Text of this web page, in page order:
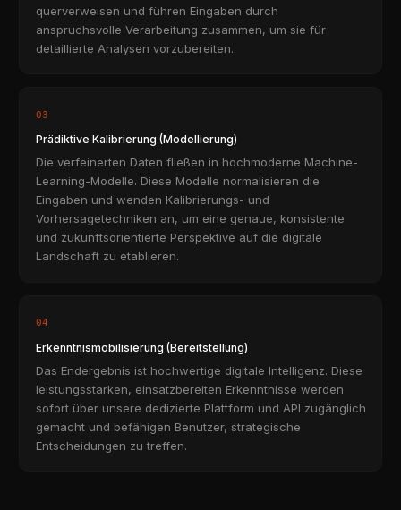
querverweisen und führen Eingaben durch
anspruchsvolle Verarbeitung zusammen, um sie für
detaillierte Analysen vorzubereiten.
03
Prädiktive Kalibrierung (Modellierung)
Die verfeinerten Daten fließen in hochmoderne Machine-
Learning-Modelle. Diese Modelle normalisieren die
Eingaben und wenden Kalibrierungs- und
Vorhersagetechniken an, um eine genaue, konsistente
und zukunftsorientierte Perspektive auf die digitale
Landschaft zu etablieren.
04
Erkenntnismobilisierung (Bereitstellung)
Das Endergebnis ist hochwertige digitale Intelligenz. Diese
leistungsstarken, einsatzbereiten Erkenntnisse werden
sofort über unsere dedizierte Plattform und API zugänglich
gemacht und befähigen Benutzer, strategische
Entscheidungen zu treffen.